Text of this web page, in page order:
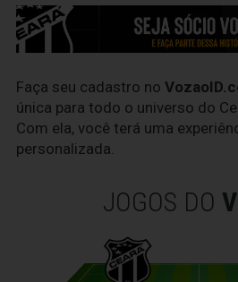
Faça seu cadastro no
única para todo o universo do
Com ela, você terá uma
personalizada.
JOGOS DO